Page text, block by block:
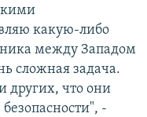
какую-либо
между Западом
сложная задача.
других, что они
безопасности", -